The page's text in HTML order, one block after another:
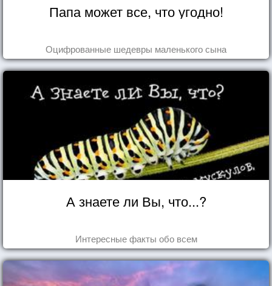
Папа может все, что угодно!
Оцифрованные шедевры маленького сына
А знаете ли Вы, что...?
Интересные факты обо всем